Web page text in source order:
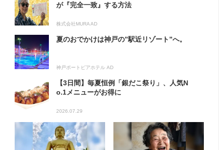
が『完全一致』する方法
株式会社MURA AD
夏のおでかけは神戸の”駅近リゾート”へ。
神戸ポートピアホテル AD
【3日間】毎夏恒例「銀だこ祭り」、人気N
o.1メニューがお得に
2026.07.29